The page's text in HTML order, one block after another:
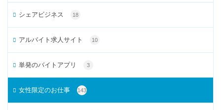
シェアビジネス 18
アルバイト求人サイト 10
単発のバイトアプリ 3
女性限定のお仕事 143